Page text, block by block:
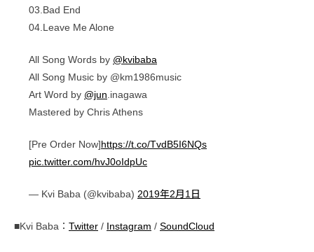
03.Bad End
04.Leave Me Alone
All Song Words by @kvibaba
All Song Music by @km1986music
Art Word by @jun .inagawa
Mastered by Chris Athens
[Pre Order Now]https://t.co/TvdB5I6NQs
pic.twitter.com/hvJ0oIdpUc
— Kvi Baba (@kvibaba) 2019年2月1日
■Kvi Baba： Twitter / Instagram / SoundCloud